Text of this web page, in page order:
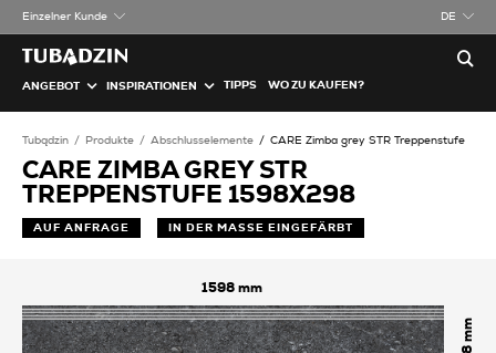
Einzelner Kunde DE
ANGEBOT INSPIRATIONEN TIPPS WO ZU KAUFEN?
Tubądzin Produkte Abschlusselemente CARE Zimba grey STR Treppenstufe
CARE ZIMBA GREY STR
TREPPENSTUFE 1598X298
AUF ANFRAGE IN DER MASSE EINGEFÄRBT
1598